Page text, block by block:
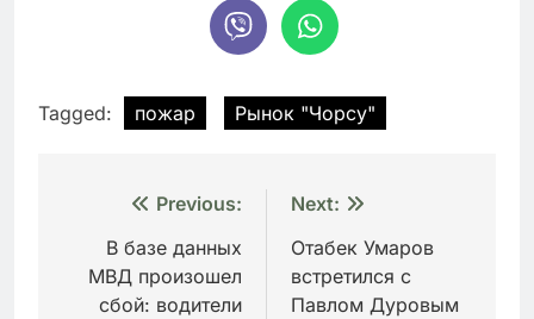
Tagged: пожар Рынок "Чорсу"
Навигация
записям
Previous:
В базе данных
МВД произошел
сбой: водители
Next:
Отабек Умаров
встретился с
Павлом Дуровым